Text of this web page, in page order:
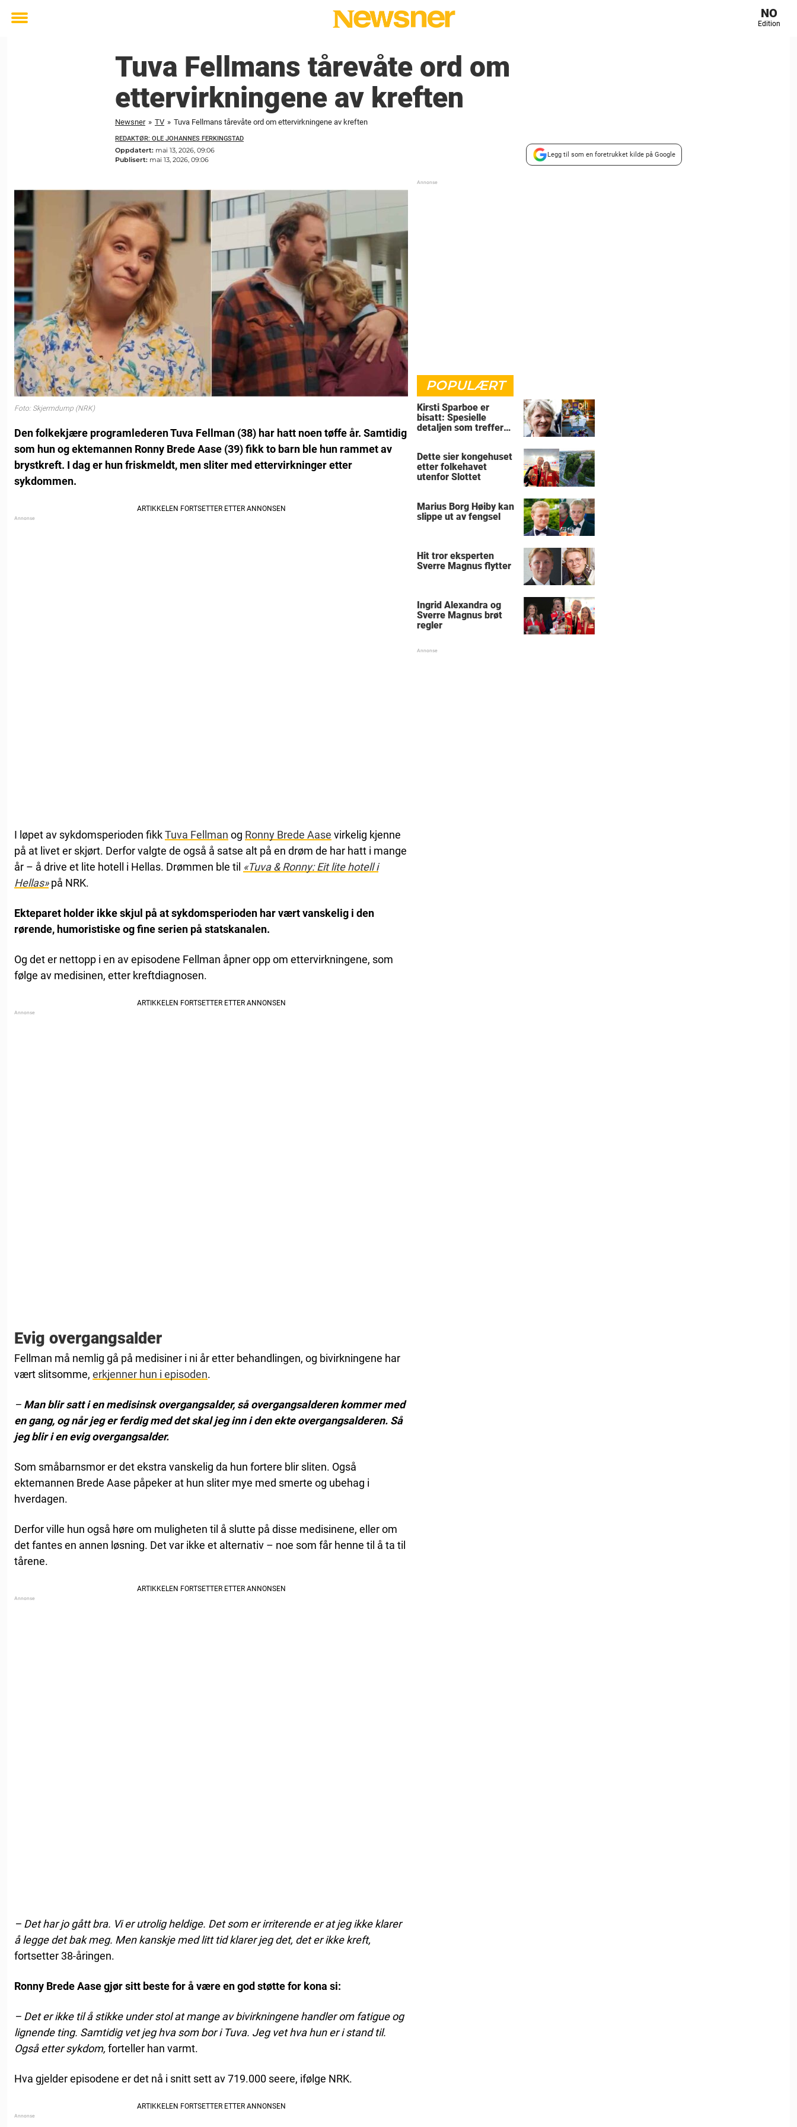
Toggle
NO
Edition
Tuva Fellmans tårevåte ord om
ettervirkningene av kreften
Newsner » TV » Tuva Fellmans tårevåte ord om ettervirkningene av kreften
REDAKTØR: OLE JOHANNES FERKINGSTAD
Oppdatert: mai 13, 2026, 09:06
Publisert: mai 13, 2026, 09:06
Legg til som en foretrukket kilde på Google
Foto: Skjermdump (NRK)
Den folkekjære programlederen Tuva Fellman (38) har hatt noen tøffe år. Samtidig
som hun og ektemannen Ronny Brede Aase (39) fikk to barn ble hun rammet av
brystkreft. I dag er hun friskmeldt, men sliter med ettervirkninger etter
sykdommen.
I løpet av sykdomsperioden fikkTuva Fellman og Ronny Brede Aase virkelig kjenne
på at livet er skjørt. Derfor valgte de også å satse alt på en drøm de har hatt i mange
år – å drive et lite hotell i Hellas. Drømmen ble til «Tuva & Ronny: Eit lite hotell i
Hellas»på NRK.
Ekteparet holder ikke skjul på at sykdomsperioden har vært vanskelig i den
rørende, humoristiske og fine serien på statskanalen.
Og det er nettopp i en av episodene Fellman åpner opp om ettervirkningene, som
følge av medisinen, etter kreftdiagnosen.
Evig overgangsalder
Fellman må nemlig gå på medisiner i ni år etter behandlingen, og bivirkningene har
vært slitsomme, erkjenner hun i episoden.
– Man blir satt i en medisinsk overgangsalder, så overgangsalderen kommer med
en gang, og når jeg er ferdig med det skal jeg inn i den ekte overgangsalderen. Så
jeg blir i en evig overgangsalder.
Som småbarnsmor er det ekstra vanskelig da hun fortere blir sliten. Også
ektemannen Brede Aase påpeker at hun sliter mye med smerte og ubehag i
hverdagen.
Derfor ville hun også høre om muligheten til å slutte på disse medisinene, eller om
det fantes en annen løsning. Det var ikke et alternativ – noe som får henne til å ta til
tårene.
– Det har jo gått bra. Vi er utrolig heldige. Det som er irriterende er at jeg ikke klarer
å legge det bak meg. Men kanskje med litt tid klarer jeg det, det er ikke kreft,
fortsetter 38-åringen.
Ronny Brede Aase gjør sitt beste for å være en god støtte for kona si:
– Det er ikke til å stikke under stol at mange av bivirkningene handler om fatigue og
lignende ting. Samtidig vet jeg hva som bor i Tuva. Jeg vet hva hun er i stand til.
Også etter sykdom, forteller han varmt.
Hva gjelder episodene er det nå i snitt sett av 719.000 seere, ifølge NRK.
POPULÆRT
Kirsti Sparboe er
bisatt: Spesielle
detaljen som treffer
Dette sier kongehuset
etter folkehavet
utenfor Slottet
Marius Borg Høiby kan
slippe ut av fengsel
Hit tror eksperten
Sverre Magnus flytter
Ingrid Alexandra og
Sverre Magnus brøt
regler